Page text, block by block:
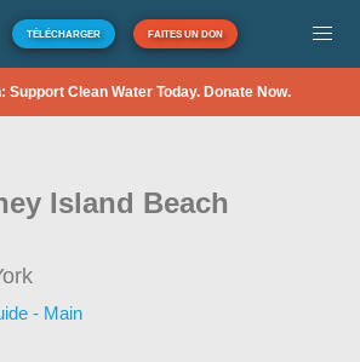
TÉLÉCHARGER FAITES UN DON
Support Clean Water Today. Donate Now.
Island Beach
- Main